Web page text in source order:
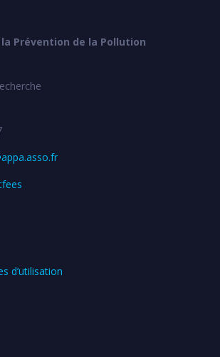
Prévention de la Pollution
d’utilisation